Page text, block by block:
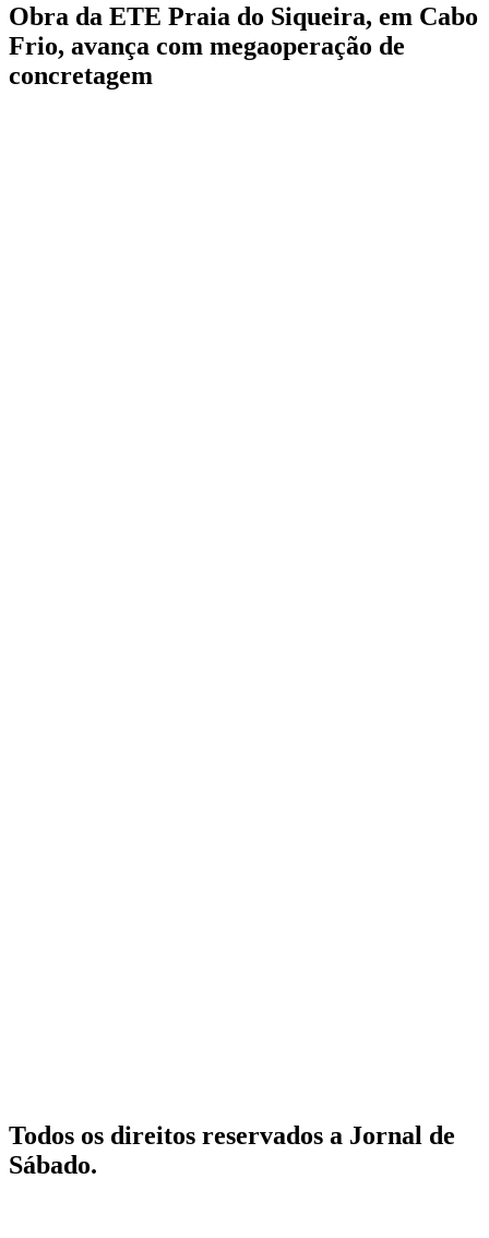
Obra da ETE Praia do Siqueira, em Cabo
Frio, avança com megaoperação de
concretagem
Todos os direitos reservados a Jornal de
Sábado.